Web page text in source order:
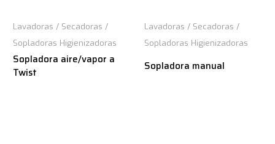
Lavadoras / Secadoras /
Sopladoras Higienizadoras
Sopladora aire/vapor a
Twist
Lavadoras / Secadoras /
Sopladoras Higienizadoras
Sopladora manual